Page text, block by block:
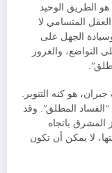
الطريق الوحيد
المتسامي لا
الجهل على
التواضع، والغرور
هو كنه التنوير.
المطلق”. وقد
المشرق باتجاه
لا يمكن أن تكون